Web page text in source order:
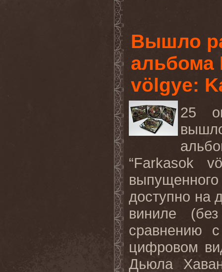
Вышло
альбома
völgye:
25
“Farkasok
доступно на
виниле
сравнению
цифровом
Дьюла